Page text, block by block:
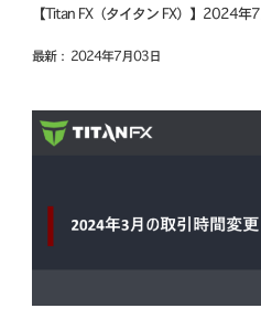
【Titan FX（タイタン FX）】2024年
最新： 2024年7月03日